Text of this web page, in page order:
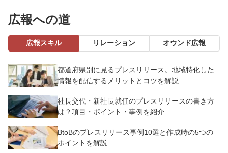
広報への道
広報スキル リレーション オウンド広報
都道府県別に見るプレスリリース。地域特化した
情報を配信するメリットとコツを解説
社長交代・新社長就任のプレスリリースの書き方
は？項目・ポイント・事例を紹介
BtoBのプレスリリース事例10選と作成時の5つの
ポイントを解説